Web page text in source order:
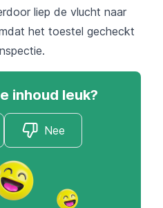
liep de vlucht naar
het toestel gecheckt
inhoud leuk?
Nee